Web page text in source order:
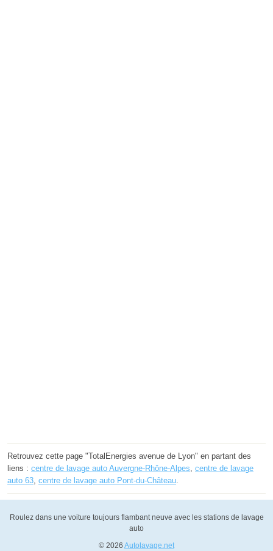
Retrouvez cette page "TotalEnergies avenue de Lyon" en partant des
liens : centre de lavage auto Auvergne-Rhône-Alpes, centre de lavage
auto 63, centre de lavage auto Pont-du-Château.
Roulez dans une voiture toujours flambant neuve avec les stations de lavage
auto
© 2026 Autolavage.net